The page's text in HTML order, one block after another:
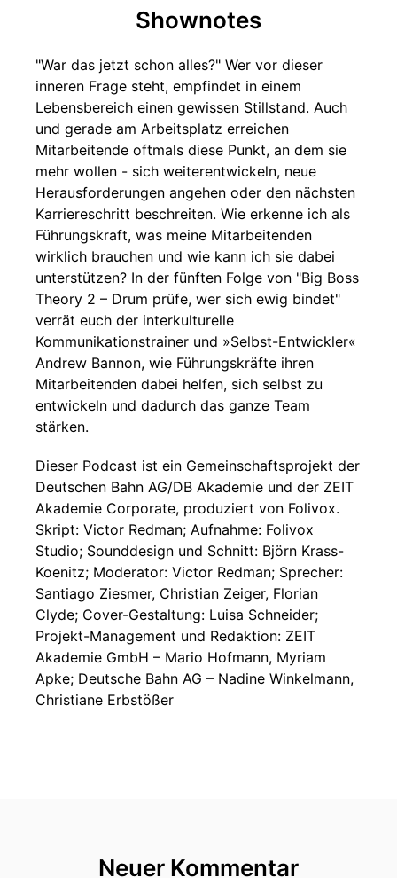
Shownotes
"War das jetzt schon alles?" Wer vor dieser
inneren Frage steht, empfindet in einem
Lebensbereich einen gewissen Stillstand. Auch
und gerade am Arbeitsplatz erreichen
Mitarbeitende oftmals diese Punkt, an dem sie
mehr wollen - sich weiterentwickeln, neue
Herausforderungen angehen oder den nächsten
Karriereschritt beschreiten. Wie erkenne ich als
Führungskraft, was meine Mitarbeitenden
wirklich brauchen und wie kann ich sie dabei
unterstützen? In der fünften Folge von "Big Boss
Theory 2 – Drum prüfe, wer sich ewig bindet"
verrät euch der interkulturelle
Kommunikationstrainer und »Selbst-Entwickler«
Andrew Bannon, wie Führungskräfte ihren
Mitarbeitenden dabei helfen, sich selbst zu
entwickeln und dadurch das ganze Team
stärken.
Dieser Podcast ist ein Gemeinschaftsprojekt der
Deutschen Bahn AG/DB Akademie und der ZEIT
Akademie Corporate, produziert von Folivox.
Skript: Victor Redman; Aufnahme: Folivox
Studio; Sounddesign und Schnitt: Björn Krass-
Koenitz; Moderator: Victor Redman; Sprecher:
Santiago Ziesmer, Christian Zeiger, Florian
Clyde; Cover-Gestaltung: Luisa Schneider;
Projekt-Management und Redaktion: ZEIT
Akademie GmbH – Mario Hofmann, Myriam
Apke; Deutsche Bahn AG – Nadine Winkelmann,
Christiane Erbstößer
Neuer Kommentar